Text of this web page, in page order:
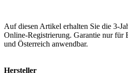
Auf diesen Artikel erhalten Sie die 3-
Online-Registrierung. Garantie nur für
und Österreich anwendbar.
Hersteller